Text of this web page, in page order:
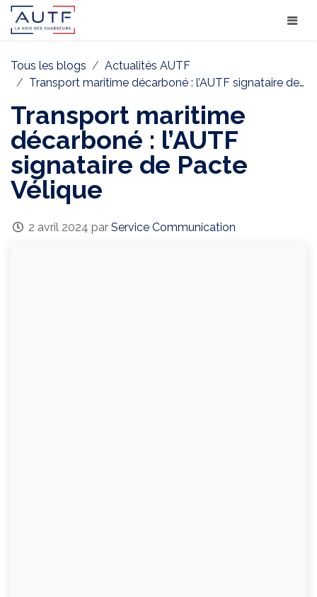
Tous les blogs
Actualités AUTF
Transport maritime décarboné : l’AUTF signataire de Pacte Vélique
Transport maritime
décarboné : l’AUTF
signataire de Pacte
Vélique
2 avril 2024 par Service Communication